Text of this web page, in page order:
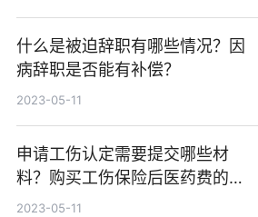
什么是被迫辞职有哪些情况？因
病辞职是否能有补偿？
2023-05-11
申请工伤认定需要提交哪些材
料？购买工伤保险后医药费的报
销方式是什么？
2023-05-11